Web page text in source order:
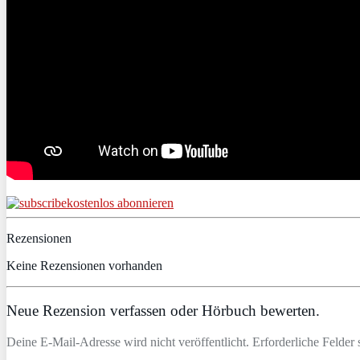
kostenlos abonnieren
Rezensionen
Keine Rezensionen vorhanden
Neue Rezension verfassen oder Hörbuch bewerten.
Deine E-Mail-Adresse wird nicht veröffentlicht. Erforderliche Felder